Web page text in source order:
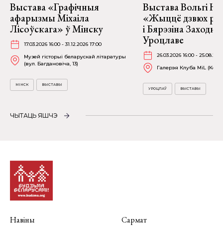
Выстава «Графічныя
афарызмы Міхаіла
Лісоўскага» ў Мінску
17.03.2026 16:00 - 31.12.2026 17:00
Музей гісторыі беларускай літаратуры
(вул. Багдановіча, 13)
МІНСК ВЫСТАВЫ
Выстава Вольгі
«Жыццё дзвюх
і Бярэзіна
Уроцлаве
26.03.2026 16:00 -
Галерэя Клуба MiL
УРОЦЛАЎ ВЫСТАВЫ
ЧЫТАЦЬ ЯШЧЭ
Навіны
Сармат